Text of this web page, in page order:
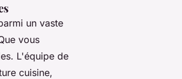
un vaste
vous
L'équipe de
cuisine,